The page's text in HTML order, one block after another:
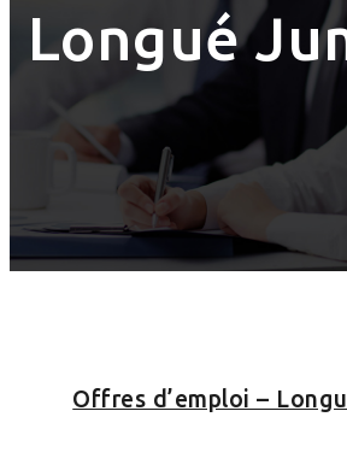
Longué
Offres d’emploi –